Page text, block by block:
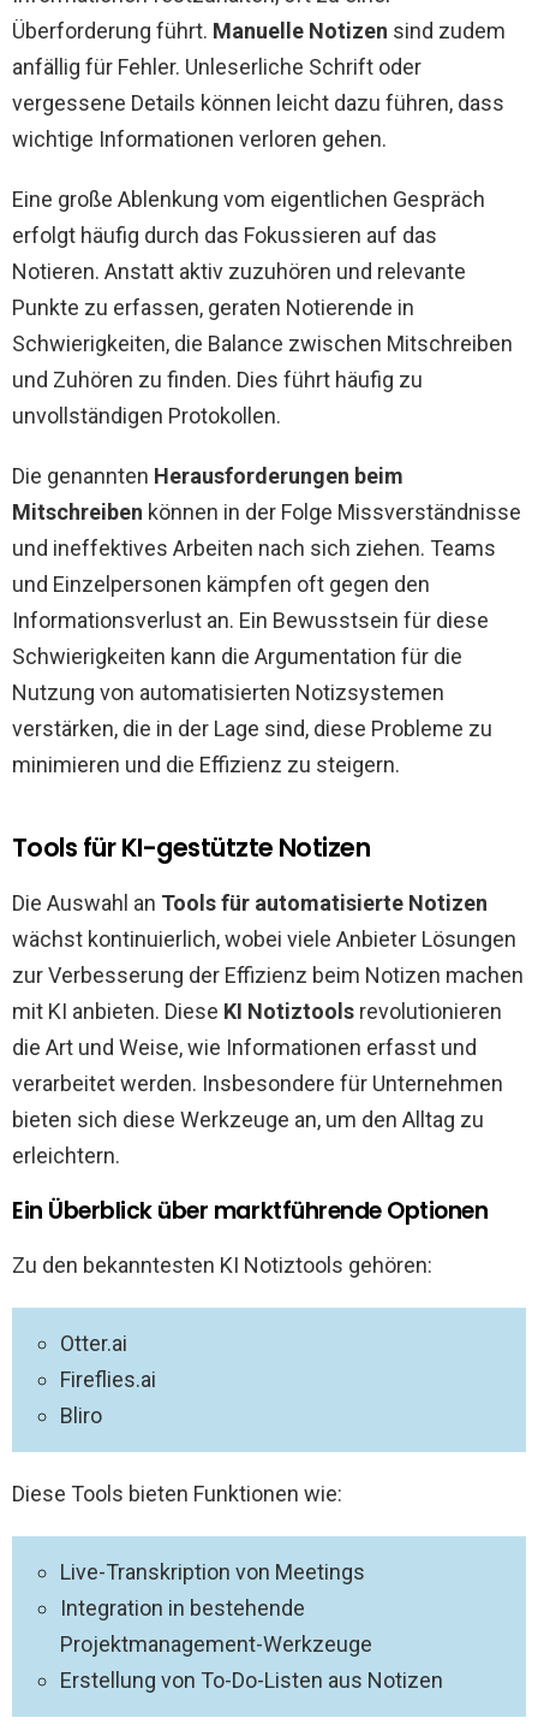
Überforderung führt. Manuelle Notizen sind zudem
anfällig für Fehler. Unleserliche Schrift oder
vergessene Details können leicht dazu führen, dass
wichtige Informationen verloren gehen.
Eine große Ablenkung vom eigentlichen Gespräch
erfolgt häufig durch das Fokussieren auf das
Notieren. Anstatt aktiv zuzuhören und relevante
Punkte zu erfassen, geraten Notierende in
Schwierigkeiten, die Balance zwischen Mitschreiben
und Zuhören zu finden. Dies führt häufig zu
unvollständigen Protokollen.
Die genannten Herausforderungen beim
Mitschreiben können in der Folge Missverständnisse
und ineffektives Arbeiten nach sich ziehen. Teams
und Einzelpersonen kämpfen oft gegen den
Informationsverlust an. Ein Bewusstsein für diese
Schwierigkeiten kann die Argumentation für die
Nutzung von automatisierten Notizsystemen
verstärken, die in der Lage sind, diese Probleme zu
minimieren und die Effizienz zu steigern.
Tools für KI-gestützte Notizen
Die Auswahl an Tools für automatisierte Notizen
wächst kontinuierlich, wobei viele Anbieter Lösungen
zur Verbesserung der Effizienz beim Notizen machen
mit KI anbieten. Diese KI Notiztools revolutionieren
die Art und Weise, wie Informationen erfasst und
verarbeitet werden. Insbesondere für Unternehmen
bieten sich diese Werkzeuge an, um den Alltag zu
erleichtern.
Ein Überblick über marktführende Optionen
Zu den bekanntesten KI Notiztools gehören:
Otter.ai
Fireflies.ai
Bliro
Diese Tools bieten Funktionen wie:
Live-Transkription von Meetings
Integration in bestehende
Projektmanagement-Werkzeuge
Erstellung von To-Do-Listen aus Notizen